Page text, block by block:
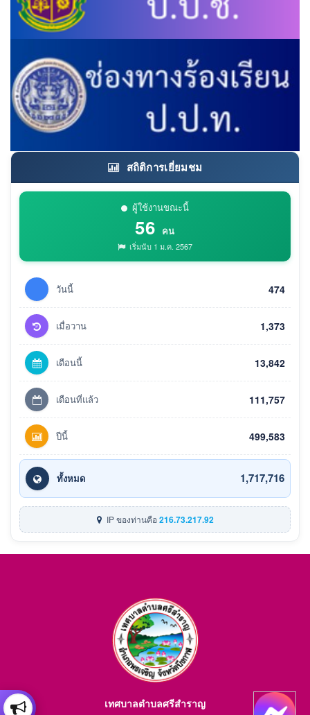
สถิติการเยี่ยมชม
ผู้ใช้งานขณะนี้
56 คน
เริ่มนับ 1 ม.ค. 2567
วันนี้ 474
เมื่อวาน 1,373
เดือนนี้ 13,842
เดือนที่แล้ว 111,757
ปีนี้ 499,583
ทั้งหมด 1,717,716
IP ของท่านคือ216.73.217.92
เทศบาลตำบลศรีสำราญ